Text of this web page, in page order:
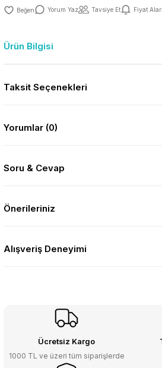
Yorum Yaz Tavsiye Et Fiyat
Ürün Bilgisi
Taksit Seçenekleri
Yorumlar (0)
Soru & Cevap
Önerileriniz
Alışveriş Deneyimi
Ücretsiz Kargo
1000 TL ve üzeri tüm siparişlerde